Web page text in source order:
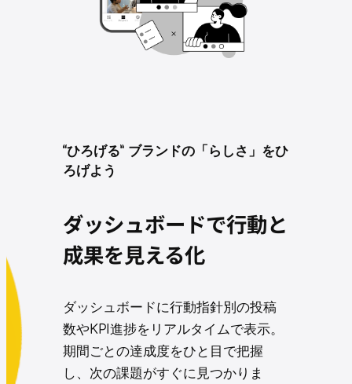
“ひろげる” ブランドの「らしさ」をひ
ろげよう
ダッシュボードで行動と
成果を見える化
ダッシュボードに行動指針別の投稿
数やKPI進捗をリアルタイムで表示。
期間ごとの達成度をひと目で把握
し、次の課題がすぐに見つかりま